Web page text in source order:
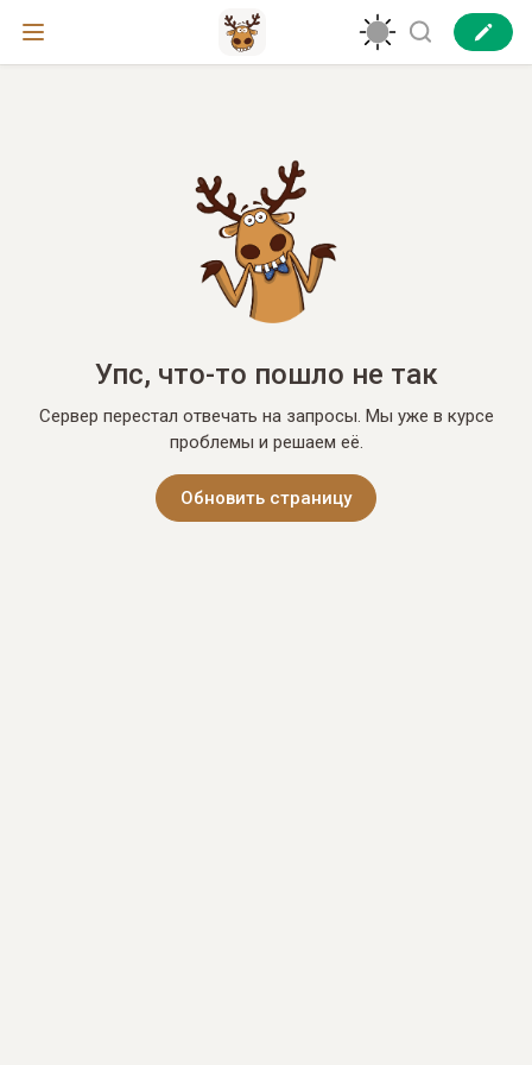
Упс, что-то пошло не так
Сервер перестал отвечать на запросы. Мы уже в курсе
проблемы и решаем её.
Обновить страницу